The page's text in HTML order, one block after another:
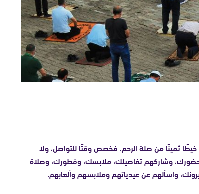
ثمينًا من صلة الرحم. فخصص وقتًا للتواصل، ولا
حضورك، وشاركهم تفاصيلك، ملابسك، وفطورك، وصلاة
واسألهم عن عيدياتهم وملابسهم وألعابهم.